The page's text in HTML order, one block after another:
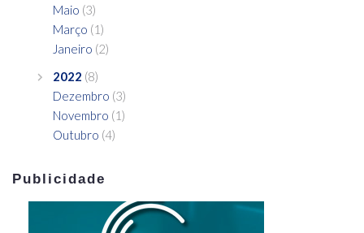
Maio (3)
Março (1)
Janeiro (2)
2022 (8)
Dezembro (3)
Novembro (1)
Outubro (4)
Publicidade